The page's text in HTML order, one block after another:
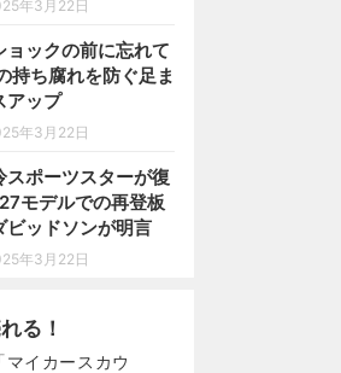
年3月22日
ョックの前に忘れて
持ち腐れを防ぐ足ま
アップ
年3月22日
スポーツスターが復
モデルでの再登板
ビッドソンが明言
年3月22日
る！
イカースカウ